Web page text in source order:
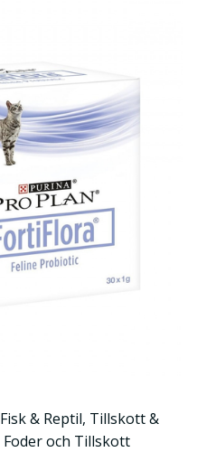
Fisk & Reptil, Tillskott &
Foder och Tillskott